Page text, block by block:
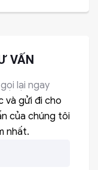
VẤN
lại ngay
và gửi đi cho
của chúng tôi
nhất.